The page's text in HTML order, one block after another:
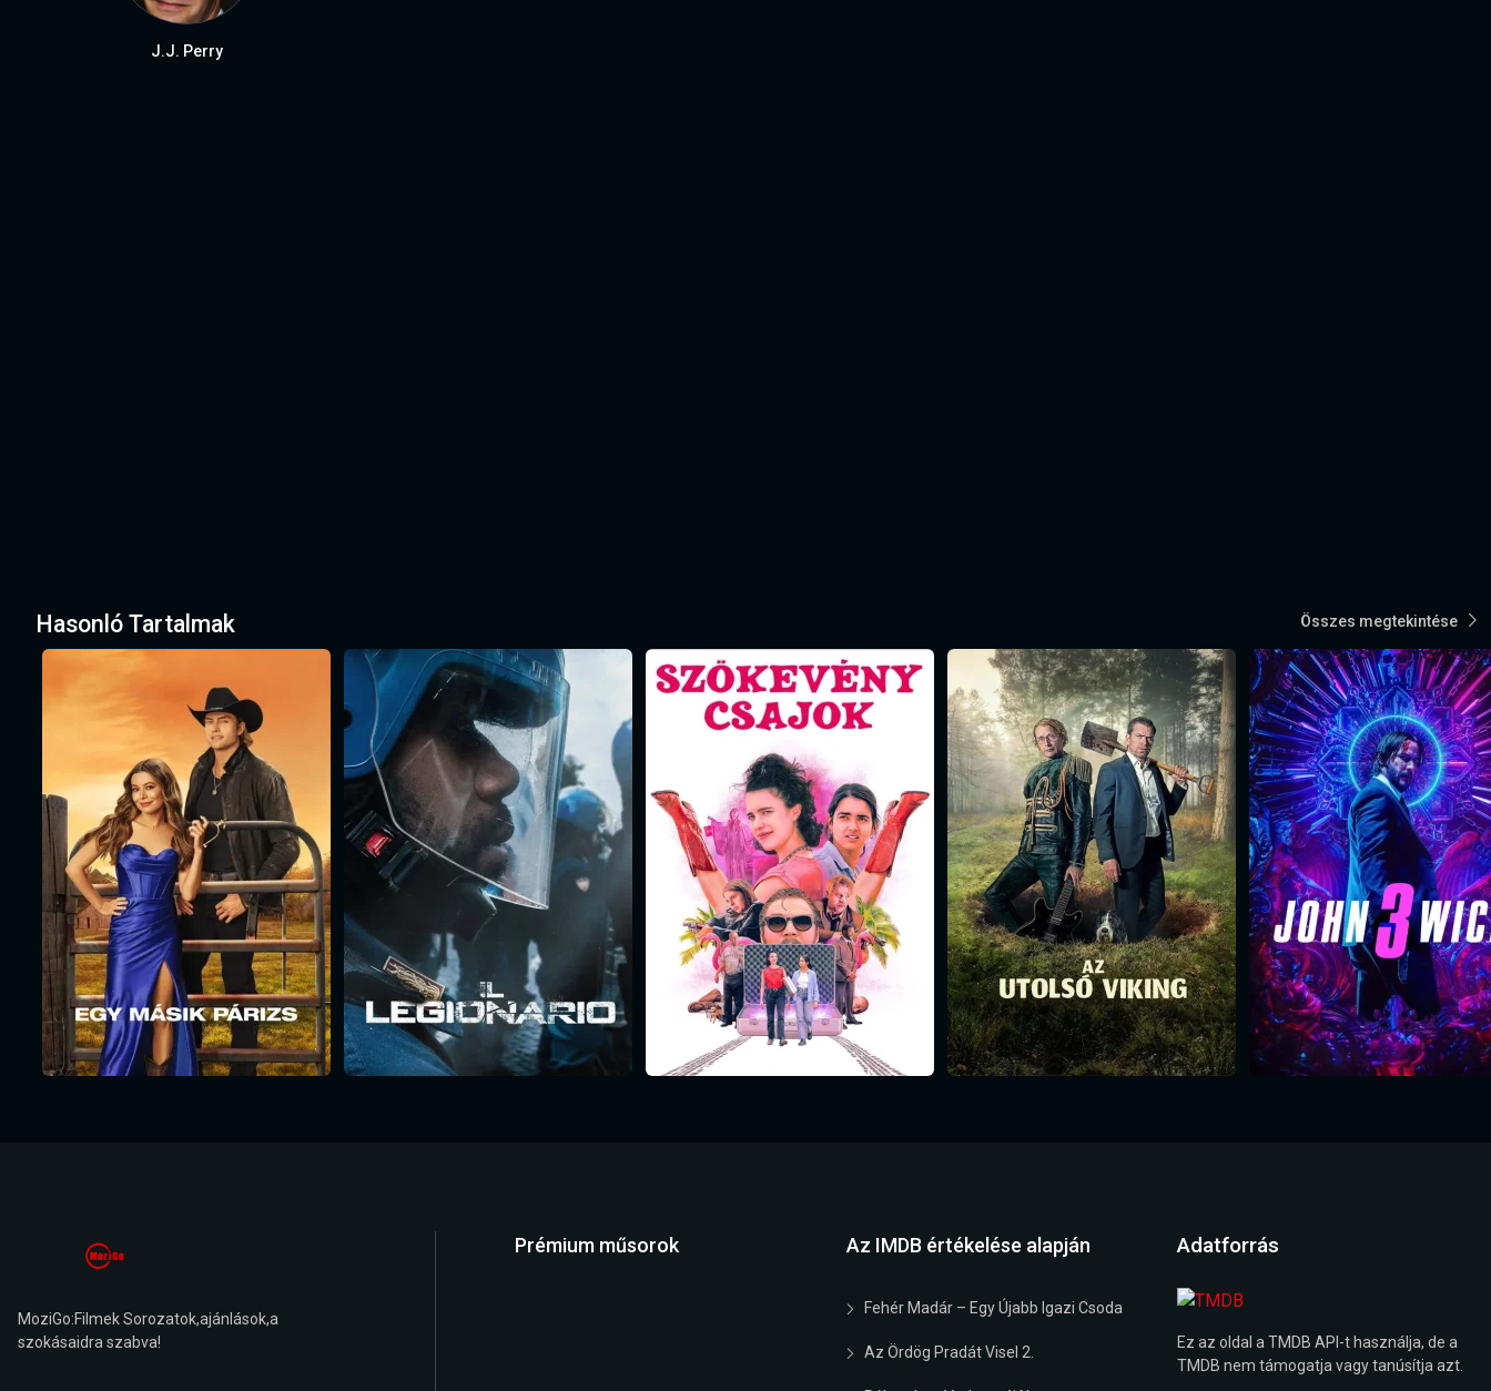
J.J. Perry
Hasonló Tartalmak Összes megtekintése
MoziGo:Filmek Sorozatok,ajánlások,a
szokásaidra szabva!
Prémium műsorok Az IMDB értékelése alapján
Fehér Madár – Egy Újabb Igazi Csoda
Az Ördög Pradát Visel 2.
Adatforrás
Ez az oldal a TMDB API-t használja, de a
TMDB nem támogatja vagy tanúsítja azt.